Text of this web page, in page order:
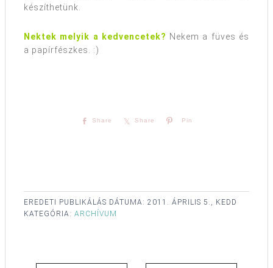
készíthetünk.
Nektek melyik a kedvencetek? Nekem a füves és
a papírfészkes. :)
Share Share Pin
EREDETI PUBLIKÁLÁS DÁTUMA: 2011. ÁPRILIS 5., KEDD
KATEGÓRIA: ARCHÍVUM